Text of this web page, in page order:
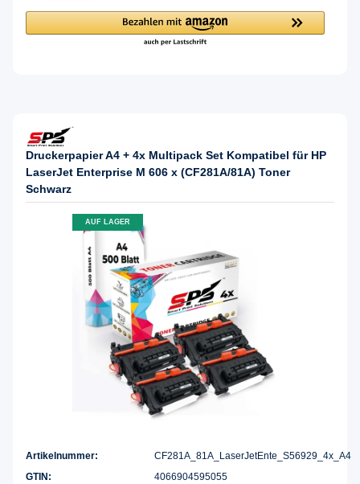
Druckerpapier A4 + 4x Multipack Set Kompatibel für HP
LaserJet Enterprise M 606 x (CF281A/81A) Toner
Schwarz
AUF LAGER
Artikelnummer:
CF281A_81A_LaserJetEnte_S56929_4x_A4
GTIN:
4066904595055